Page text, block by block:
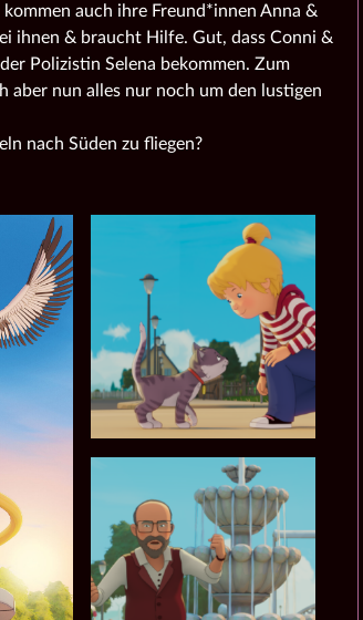
auch ihre Freund*innen Anna &
ihnen & braucht Hilfe. Gut, dass Conni &
Polizistin Selena bekommen. Zum
aber nun alles nur noch um den lustigen
nach Süden zu fliegen?